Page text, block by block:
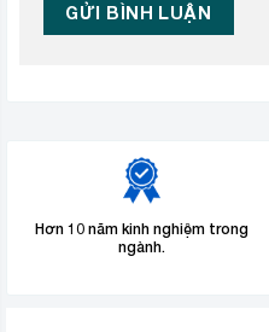
Hơn 10 năm kinh nghiệm trong
ngành.